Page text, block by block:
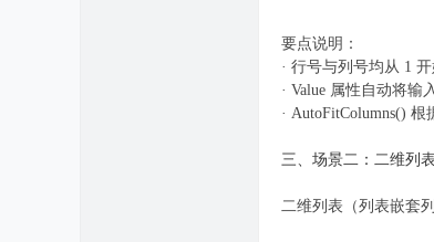
要点说明：
· 行号与列号均从 1
· Value 属性自动将输
· AutoFitColumns()
三、场景二：二维列
二维列表（列表嵌套